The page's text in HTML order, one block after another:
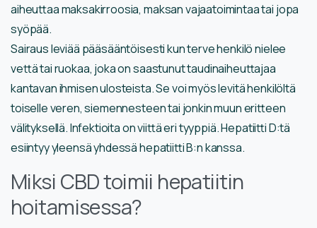
aiheuttaa maksakirroosia, maksan vajaatoimintaa tai jopa
syöpää.
Sairaus leviää pääsääntöisesti kun terve henkilö nielee
vettä tai ruokaa, joka on saastunut taudinaiheuttajaa
kantavan ihmisen ulosteista. Se voi myös levitä henkilöltä
toiselle veren, siemennesteen tai jonkin muun eritteen
välityksellä. Infektioita on viittä eri tyyppiä. Hepatiitti D:tä
esiintyy yleensä yhdessä hepatiitti B:n kanssa.
Miksi CBD toimii hepatiitin
hoitamisessa?